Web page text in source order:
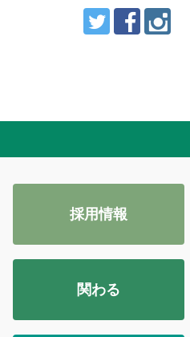
採用情報
関わる